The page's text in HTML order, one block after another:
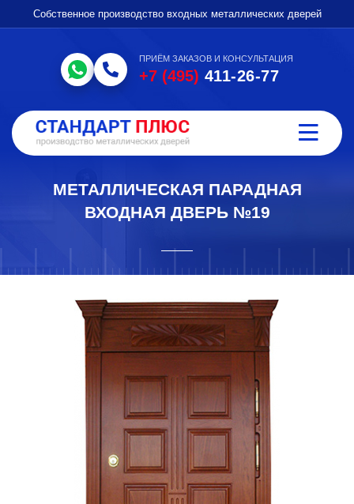
Собственное производство входных металлических дверей
ПРИЁМ ЗАКАЗОВ И КОНСУЛЬТАЦИЯ
+7 (495) 411-26-77
МЕТАЛЛИЧЕСКАЯ ПАРАДНАЯ
ВХОДНАЯ ДВЕРЬ №19